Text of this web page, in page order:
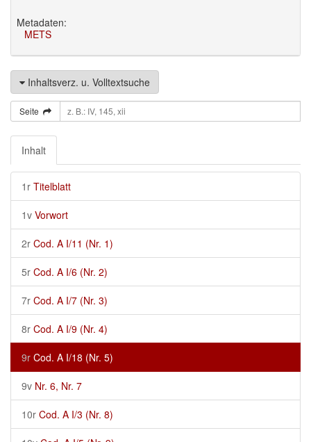
Metadaten:
METS
Inhaltsverz. u. Volltextsuche
Seite
Inhalt
1r Titelblatt
1v Vorwort
2r Cod. A I/11 (Nr. 1)
5r Cod. A I/6 (Nr. 2)
7r Cod. A I/7 (Nr. 3)
8r Cod. A I/9 (Nr. 4)
9r Cod. A I/18 (Nr. 5)
9v Nr. 6, Nr. 7
10r Cod. A I/3 (Nr. 8)